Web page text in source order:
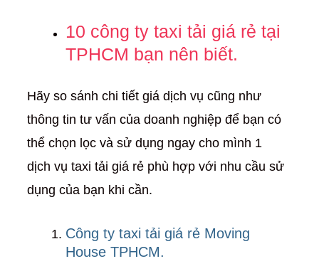
10 công ty taxi tải giá rẻ tại
TPHCM bạn nên biết.
Hãy so sánh chi tiết giá dịch vụ cũng như
thông tin tư vấn của doanh nghiệp để bạn có
thể chọn lọc và sử dụng ngay cho mình 1
dịch vụ taxi tải giá rẻ phù hợp với nhu cầu sử
dụng của bạn khi cần.
Công ty taxi tải giá rẻ Moving
House TPHCM.